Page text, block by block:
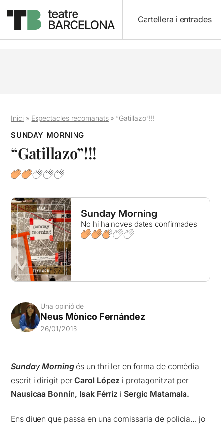
Cartellera i entrades
Inici » Espectacles recomanats » “Gatillazo”!!!
SUNDAY MORNING
“Gatillazo”!!!
Sunday Morning
No hi ha noves dates confirmades
Una opinió de
Neus Mònico Fernández
26/01/2016
Sunday Morning és un thriller en forma de comèdia
escrit i dirigit perCarol López i protagonitzat per
Nausicaa Bonnín, Isak Férriz i Sergio Matamala.
Ens diuen que passa en una comissaria de policia… jo